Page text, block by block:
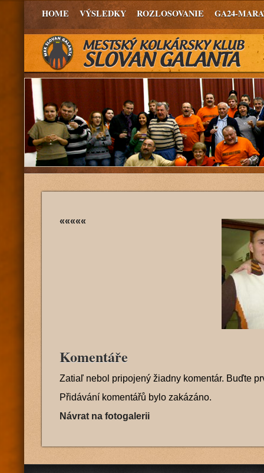
HOME VÝSLEDKY ROZLOSOVANIE GA24-
«««««
Komentáře
Zatiaľ nebol pripojený žiadny komentár. Buďte
Přidávání komentářů bylo zakázáno.
Návrat na fotogalerii